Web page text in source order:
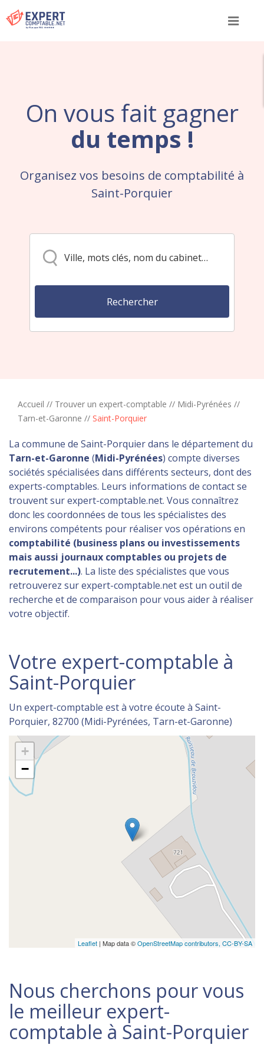
Menu
On vous fait gagner
du temps !
Organisez vos besoins de comptabilité à
Saint-Porquier
Accueil // Trouver un expert-comptable // Midi-Pyrénées //
Tarn-et-Garonne // Saint-Porquier
La commune de Saint-Porquier dans le département du
Tarn-et-Garonne (Midi-Pyrénées) compte diverses
sociétés spécialisées dans différents secteurs, dont des
experts-comptables. Leurs informations de contact se
trouvent sur expert-comptable.net. Vous connaîtrez
donc les coordonnées de tous les spécialistes des
environs compétents pour réaliser vos opérations en
comptabilité (business plans ou investissements
mais aussi journaux comptables ou projets de
recrutement...). La liste des spécialistes que vous
retrouverez sur expert-comptable.net est un outil de
recherche et de comparaison pour vous aider à réaliser
votre objectif.
Votre expert-comptable à
Saint-Porquier
Un expert-comptable est à votre écoute à Saint-
Porquier, 82700 (Midi-Pyrénées, Tarn-et-Garonne)
+
−
Leaflet | Map data ©OpenStreetMap contributors, CC-BY-SA
Nous cherchons pour vous
le meilleur expert-
comptable à Saint-Porquier